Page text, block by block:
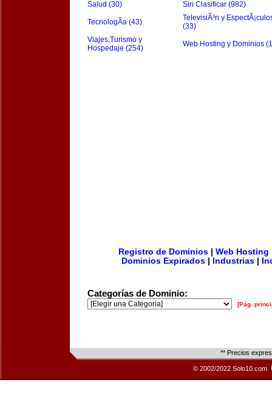
Salud (30)
Sin Clasificar (982)
TecnologÃ­a (43)
TelevisiÃ³n y
(33)
Viajes,Turismo y
Hospedaje (254)
Web Hosting y Dominios
Registro de Dominios| Web Hosting
Dominios Expirados
Industrias
Categorías de Dominio:
[Pág.
** Precios
© 2002/2022 Solo10.com